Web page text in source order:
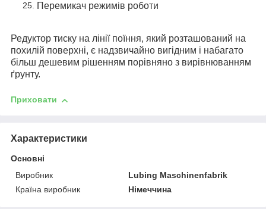
Перемикач режимів роботи
Редуктор тиску на лінії поїння, який розташований на
похилій поверхні, є надзвичайно вигідним і набагато
більш дешевим рішенням порівняно з вирівнюванням
ґрунту.
Приховати
Характеристики
Основні
Виробник
Lubing Maschinenfabrik
Країна виробник
Німеччина